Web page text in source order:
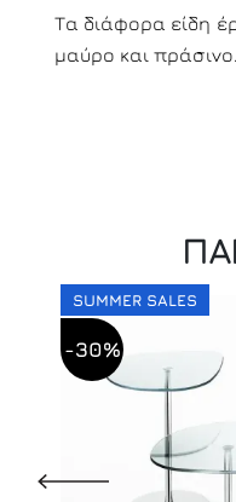
Τα διάφορα είδη
μαύρο και πράσινο.
SUMMER SALES
-30%